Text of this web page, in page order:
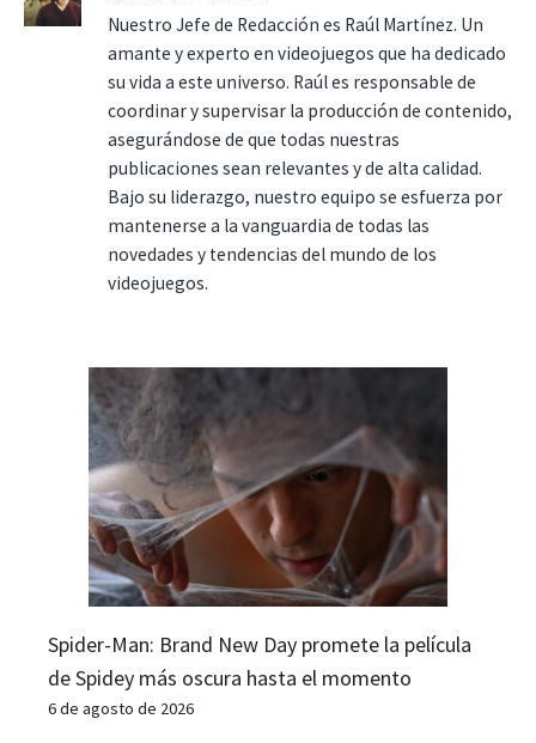
Nuestro Jefe de Redacción es Raúl Martínez. Un
amante y experto en videojuegos que ha dedicado
su vida a este universo. Raúl es responsable de
coordinar y supervisar la producción de contenido,
asegurándose de que todas nuestras
publicaciones sean relevantes y de alta calidad.
Bajo su liderazgo, nuestro equipo se esfuerza por
mantenerse a la vanguardia de todas las
novedades y tendencias del mundo de los
videojuegos.
Spider-Man: Brand New Day promete la película
de Spidey más oscura hasta el momento
6 de agosto de 2026